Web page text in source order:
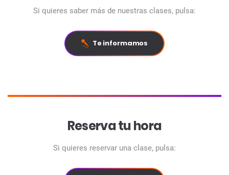
Si quieres saber más de nuestras clases, pulsa:
Te informamos
Reserva tu hora
Si quieres reservar una clase, pulsa: